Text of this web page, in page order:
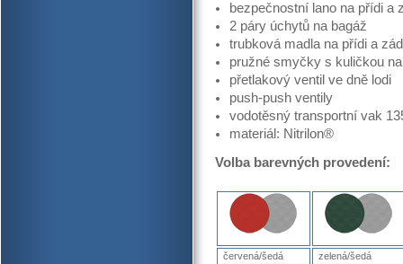
bezpečnostní lano na přídi a
2 páry úchytů na bagáž
trubková madla na přídi a
pružné smyčky s kuličkou
přetlakový ventil ve dně lodi
push-push ventily
vodotěsný transportní vak
materiál: Nitrilon®
Volba barevných provedení:
červená/šedá zelená/šedá